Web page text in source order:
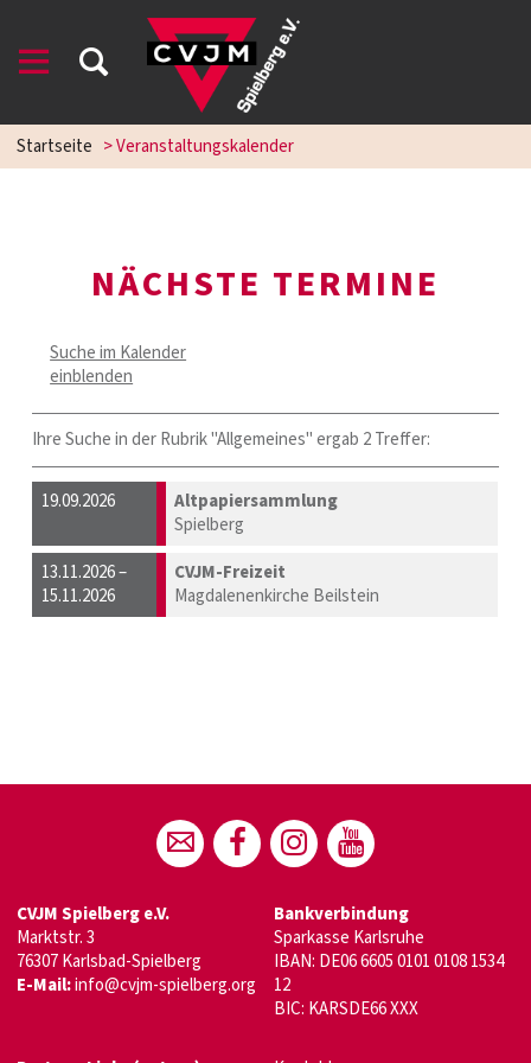
Startseite > Veranstaltungskalender
NÄCHSTE TERMINE
Suche im Kalender
einblenden
Ihre Suche in der Rubrik "Allgemeines" ergab 2 Treffer:
19.09.2026
Altpapiersammlung
Spielberg
13.11.2026 –
15.11.2026
CVJM-Freizeit
Magdalenenkirche Beilstein
CVJM Spielberg e.V.
Marktstr. 3
76307 Karlsbad-Spielberg
E-Mail:info@cvjm-spielberg.org
Bankverbindung
Sparkasse Karlsruhe
IBAN: DE06 6605 0101 0108 1534
12
BIC: KARSDE66 XXX